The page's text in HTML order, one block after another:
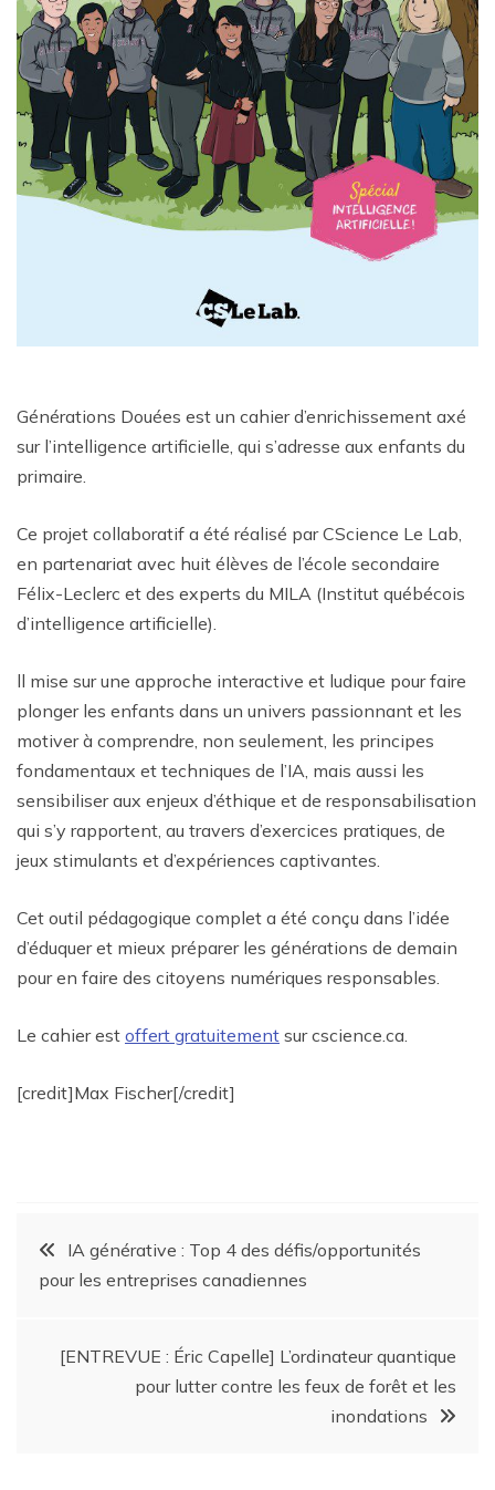
Générations Douées est un cahier d’enrichissement axé
sur l’intelligence artificielle, qui s’adresse aux enfants du
primaire.
Ce projet collaboratif a été réalisé par CScience Le Lab,
en partenariat avec huit élèves de l’école secondaire
Félix-Leclerc et des experts du MILA (Institut québécois
d’intelligence artificielle).
ll mise sur une approche interactive et ludique pour faire
plonger les enfants dans un univers passionnant et les
motiver à comprendre, non seulement, les principes
fondamentaux et techniques de l’IA, mais aussi les
sensibiliser aux enjeux d’éthique et de responsabilisation
qui s’y rapportent, au travers d’exercices pratiques, de
jeux stimulants et d’expériences captivantes.
Cet outil pédagogique complet a été conçu dans l’idée
d’éduquer et mieux préparer les générations de demain
pour en faire des citoyens numériques responsables.
Le cahier est offert gratuitement sur cscience.ca.
[credit]Max Fischer[/credit]
IA générative : Top 4 des défis/opportunités
pour les entreprises canadiennes
[ENTREVUE : Éric Capelle] L’ordinateur quantique
pour lutter contre les feux de forêt et les
inondations